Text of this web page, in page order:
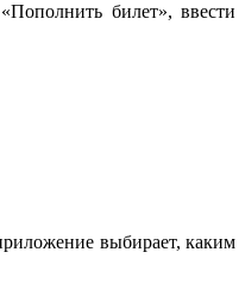
билет», ввести
выбирает, каким